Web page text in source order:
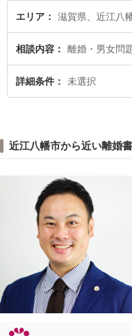
エリア 滋賀県、近江八
相談内容 離婚・男女問
詳細条件 未選択
近江八幡市から近い離婚